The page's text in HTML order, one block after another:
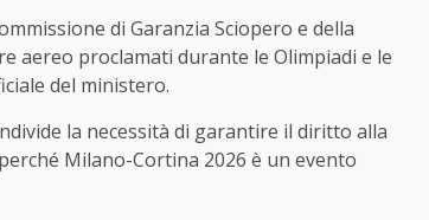
di Garanzia Sciopero e della
aereo proclamati durante le Olimpiadi e le
del ministero.
la necessità di garantire il diritto alla
Milano-Cortina 2026 è un evento